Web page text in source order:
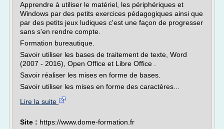
Apprendre à utiliser le matériel, les périphériques et
Windows par des petits exercices pédagogiques ainsi que
par des petits jeux ludiques c'est une façon de progresser
sans s'en rendre compte.
Formation bureautique.
Savoir utiliser les bases de traitement de texte, Word
(2007 - 2016), Open Office et Libre Office .
Savoir réaliser les mises en forme de bases.
Savoir utiliser les mises en forme des caractères...
Lire la suite
Site : https://www.dome-formation.fr